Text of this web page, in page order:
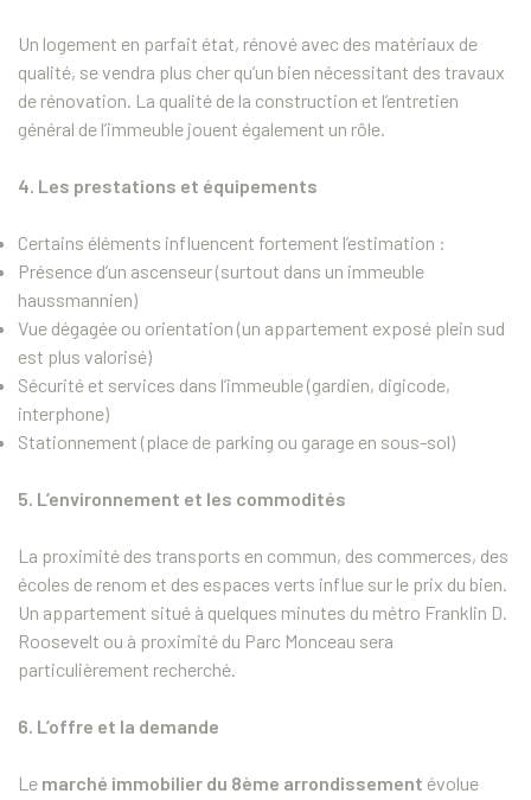
Un logement en parfait état, rénové avec des matériaux de
qualité, se vendra plus cher qu’un bien nécessitant des travaux
de rénovation. La qualité de la construction et l’entretien
général de l’immeuble jouent également un rôle.
4. Les prestations et équipements
Certains éléments influencent fortement l’estimation :
Présence d’un ascenseur (surtout dans un immeuble
haussmannien)
Vue dégagée ou orientation (un appartement exposé plein sud
est plus valorisé)
Sécurité et services dans l’immeuble (gardien, digicode,
interphone)
Stationnement (place de parking ou garage en sous-sol)
5. L’environnement et les commodités
La proximité des transports en commun, des commerces, des
écoles de renom et des espaces verts influe sur le prix du bien.
Un appartement situé à quelques minutes du métro Franklin D.
Roosevelt ou à proximité du Parc Monceau sera
particulièrement recherché.
6. L’offre et la demande
Le marché immobilier du 8ème arrondissement évolue